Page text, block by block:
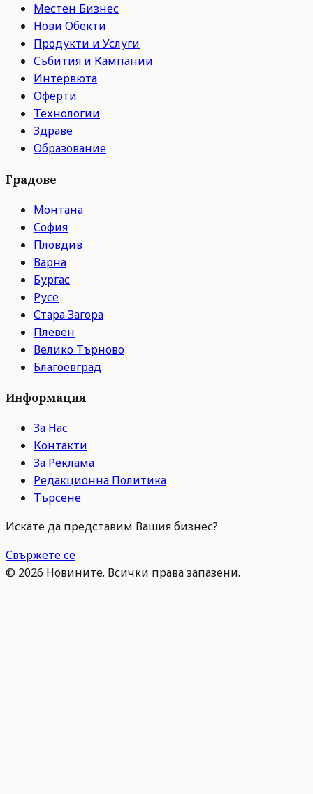
Местен Бизнес
Нови Обекти
Продукти и Услуги
Събития и Кампании
Интервюта
Оферти
Технологии
Здраве
Образование
Градове
Монтана
София
Пловдив
Варна
Бургас
Русе
Стара Загора
Плевен
Велико Търново
Благоевград
Информация
За Нас
Контакти
За Реклама
Редакционна Политика
Търсене
Искате да представим Вашия бизнес?
Свържете се
© 2026 Новините. Всички права запазени.